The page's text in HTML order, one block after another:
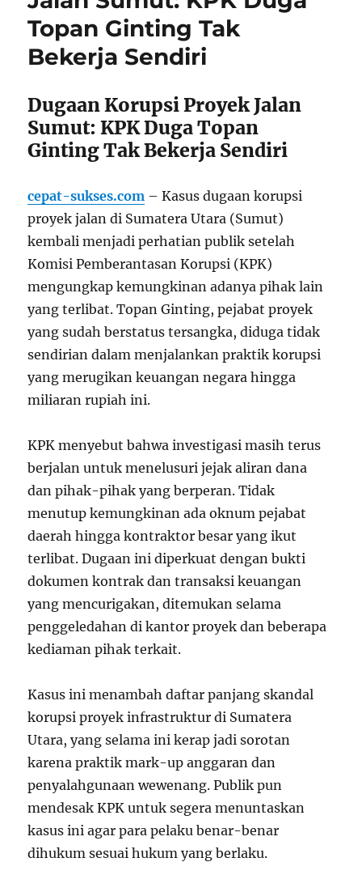
Topan Ginting Tak
Bekerja Sendiri
Dugaan Korupsi Proyek Jalan
Sumut: KPK Duga Topan
Ginting Tak Bekerja Sendiri
cepat-sukses.com – Kasus dugaan korupsi
proyek jalan di Sumatera Utara (Sumut)
kembali menjadi perhatian publik setelah
Komisi Pemberantasan Korupsi (KPK)
mengungkap kemungkinan adanya pihak lain
yang terlibat. Topan Ginting, pejabat proyek
yang sudah berstatus tersangka, diduga tidak
sendirian dalam menjalankan praktik korupsi
yang merugikan keuangan negara hingga
miliaran rupiah ini.
KPK menyebut bahwa investigasi masih terus
berjalan untuk menelusuri jejak aliran dana
dan pihak-pihak yang berperan. Tidak
menutup kemungkinan ada oknum pejabat
daerah hingga kontraktor besar yang ikut
terlibat. Dugaan ini diperkuat dengan bukti
dokumen kontrak dan transaksi keuangan
yang mencurigakan, ditemukan selama
penggeledahan di kantor proyek dan beberapa
kediaman pihak terkait.
Kasus ini menambah daftar panjang skandal
korupsi proyek infrastruktur di Sumatera
Utara, yang selama ini kerap jadi sorotan
karena praktik mark-up anggaran dan
penyalahgunaan wewenang. Publik pun
mendesak KPK untuk segera menuntaskan
kasus ini agar para pelaku benar-benar
dihukum sesuai hukum yang berlaku.